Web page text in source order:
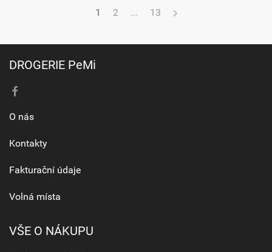
1 2 ... 13
DROGERIE PeMi
O nás
Kontakty
Fakturační údaje
Volná místa
VŠE O NÁKUPU